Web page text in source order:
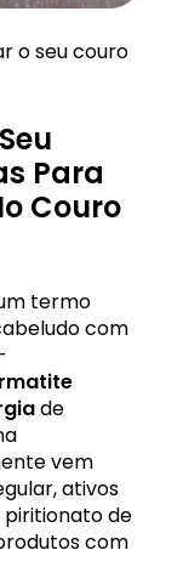
o seu couro
Para
Couro
termo
com
de
vem
ativos
de
com